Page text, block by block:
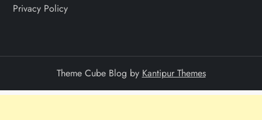
Privacy Policy
Theme Cube Blog by Kantipur Themes